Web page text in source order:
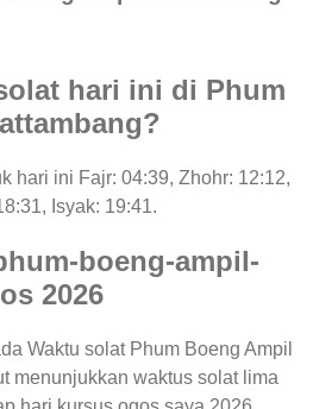
hari ini di Phum
hari ini Fajr: 04:39, Zhohr: 12:12,
Isyak: 19:41.
boeng-ampil-
2026
Waktu solat Phum Boeng Ampil
menunjukkan waktus solat lima